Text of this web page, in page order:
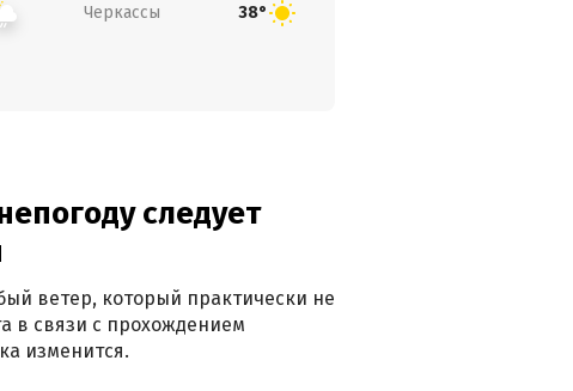
Черкассы 38°
следует
ветер, который практически не
в связи с прохождением
изменится.